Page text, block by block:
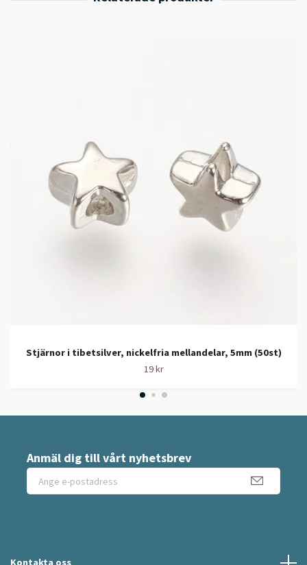
Stjärnor i tibetsilver, nickelfria mellandelar, 5mm (50st)
19 kr
Anmäl dig till vårt nyhetsbrev